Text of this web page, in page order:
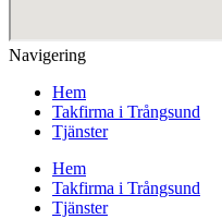
Navigering
Hem
Takfirma i Trångsund
Tjänster
Hem
Takfirma i Trångsund
Tjänster